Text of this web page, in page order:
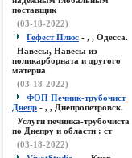
поставщик
(03-18-2022)
Гефест Плюс - , , Одесса.
Навесы, Навесы из
поликарборната и другого
материа
(03-18-2022)
ФОП Печник-трубочист
Днепр - , , Днепропетровск.
Услуги печника-трубочиста
по Днепру и области : ст
(03-18-2022)